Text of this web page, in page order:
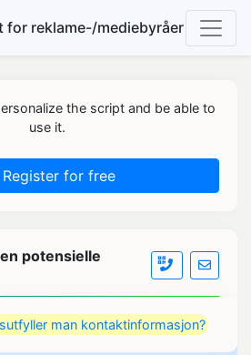
for reklame-/mediebyråer
the script and be able to
use it.
for free
potensielle
man kontaktinformasjon?